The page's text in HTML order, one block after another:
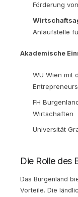
Förderung
Anlaufstelle
Akademische
WU Wien mit
FH
Wirtschaften
Universität
Die Rolle des
Das Burgenland
Vorteile. Die